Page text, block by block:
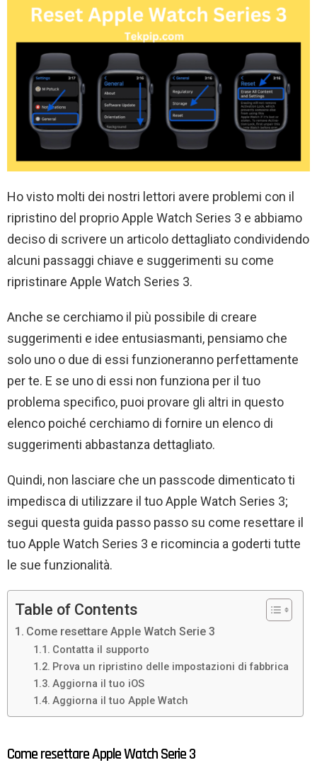
Ho visto molti dei nostri lettori avere problemi con il
ripristino del proprio Apple Watch Series 3 e abbiamo
deciso di scrivere un articolo dettagliato condividendo
alcuni passaggi chiave e suggerimenti su come
ripristinare Apple Watch Series 3.
Anche se cerchiamo il più possibile di creare
suggerimenti e idee entusiasmanti, pensiamo che
solo uno o due di essi funzioneranno perfettamente
per te. E se uno di essi non funziona per il tuo
problema specifico, puoi provare gli altri in questo
elenco poiché cerchiamo di fornire un elenco di
suggerimenti abbastanza dettagliato.
Quindi, non lasciare che un passcode dimenticato ti
impedisca di utilizzare il tuo Apple Watch Series 3;
segui questa guida passo passo su come resettare il
tuo Apple Watch Series 3 e ricomincia a goderti tutte
le sue funzionalità.
Table of Contents
Come resettare Apple Watch Serie 3
Contatta il supporto
Prova un ripristino delle impostazioni di fabbrica
Aggiorna il tuo iOS
Aggiorna il tuo Apple Watch
Come resettare Apple Watch Serie 3